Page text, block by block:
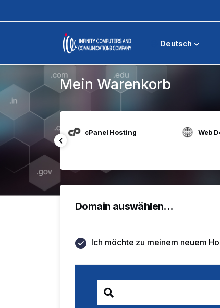
Deutsch
Mein Warenkorb
Mein Warenkorb
cPanel Hosting Web
Domain auswählen...
Ich möchte zu meinem neuem